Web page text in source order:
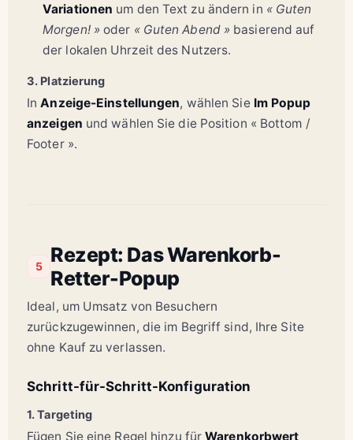
Variationen um den Text zu ändern in « Guten
Morgen! »oder « Guten Abend » basierend auf
der lokalen Uhrzeit des Nutzers.
3. Platzierung
InAnzeige-Einstellungen, wählen Sie Im Popup
anzeigen und wählen Sie die Position « Bottom /
Footer ».
5
Rezept: Das Warenkorb-
Retter-Popup
Ideal, um Umsatz von Besuchern
zurückzugewinnen, die im Begriff sind, Ihre Site
ohne Kauf zu verlassen.
Schritt-für-Schritt-Konfiguration
1. Targeting
Fügen Sie eine Regel hinzu fürWarenkorbwert